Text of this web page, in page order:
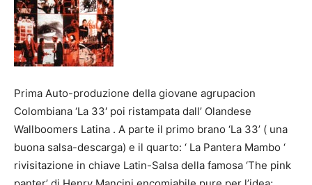
Prima Auto-produzione della giovane agrupacion
Colombiana ‘La 33′ poi ristampata dall’ Olandese
Wallboomers Latina . A parte il primo brano ‘La 33’ ( una
buona salsa-descarga) e il quarto: ‘ La Pantera Mambo ‘
rivisitazione in chiave Latin-Salsa della famosa ‘The pink